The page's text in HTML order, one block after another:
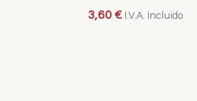
3,60€ I.V.A. Incluido